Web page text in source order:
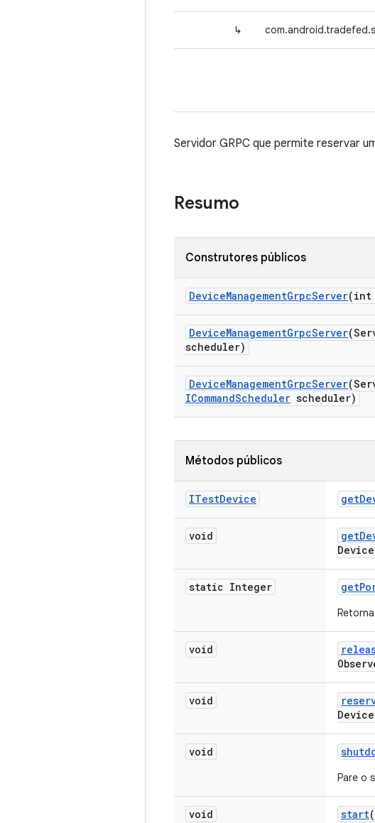
↳
Servidor GRPC que permite reservar
Resumo
Construtores públicos
DeviceManagementGrpcServer(int
DeviceManagementGrpcServer
scheduler)
DeviceManagementGrpcServer
ICommandScheduler scheduler)
Métodos públicos
ITestDevice get
void get
static Integer get
void
void
Device
void
Pare o
void start